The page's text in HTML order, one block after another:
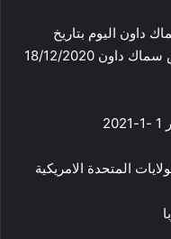
داون اليوم بتاريخ
1/1/2021 وهوا بالطبع استكمال لــ عرض سماك داون 18/12/2020